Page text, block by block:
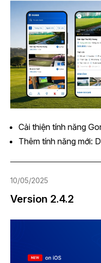
Cải thiện tính năng
Thêm tính năng mới:
10/05/2025
Version 2.4.2